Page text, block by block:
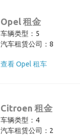
Opel 租金
车辆类型：5
汽车租赁公司：8
查看 Opel 租车
Citroen 租金
车辆类型：4
汽车租赁公司：2